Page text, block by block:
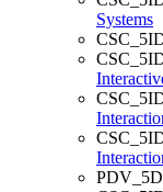
Systems